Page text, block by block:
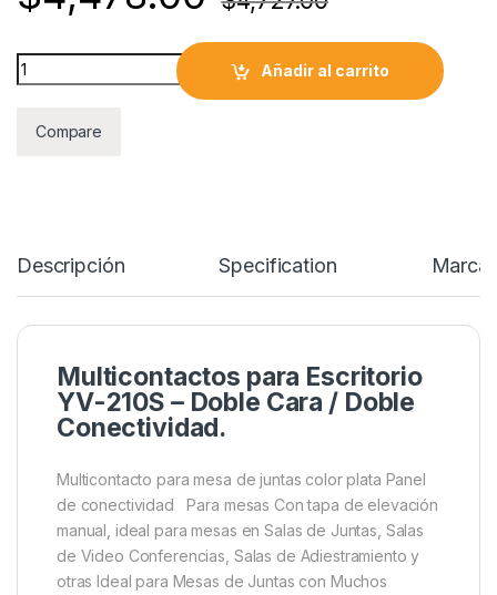
Multicontacto Para Mesa de Juntas Color Plata quantity
Añadir al carrito
Compare
Descripción Specification Marca
Multicontactos para Escritorio
YV-210S – Doble Cara / Doble
Conectividad.
Multicontacto para mesa de juntas color plata Panel
de conectividad Para mesas Con tapa de elevación
manual, ideal para mesas en Salas de Juntas, Salas
de Video Conferencias, Salas de Adiestramiento y
otras Ideal para Mesas de Juntas con Muchos